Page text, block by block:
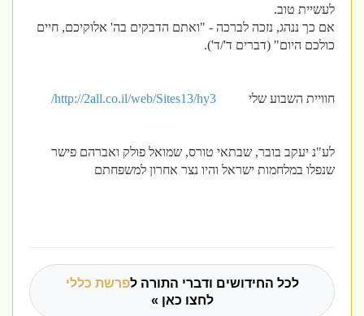
לעשיית טוב.
אם כך ננהג, נזכה לברכה - "ואתם הדבקים בה' אלוקיכם, חיים
כולכם היום" (דברים ד'/ד').
חוויית השבוע שלי http://2all.co.il/web/Sites13/hy3
/
לע"נ יעקב בובר, שבתאי טורס, שמואל פולק ואברהם פישר
שנפלו במלחמות ישראל והיו נצר אחרון למשפחתם
לכל החידושים ודברי התורה לפרשת כללי
לחצו כאן »